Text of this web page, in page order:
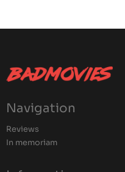
Navigation
Reviews
In memoriam